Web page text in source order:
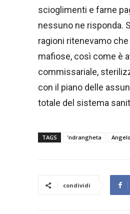
scioglimenti e farne
nessuno ne risponda.
ragioni ritenevamo
mafiose, così come è
commissariale,
con il piano delle
totale del sistema
TAGS 'ndrangheta
condividi